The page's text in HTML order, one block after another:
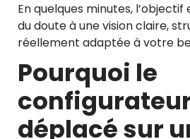
En quelques minutes,
du doute à une vision claire,
réellement adaptée à votre
Pourquoi le
déplacé sur